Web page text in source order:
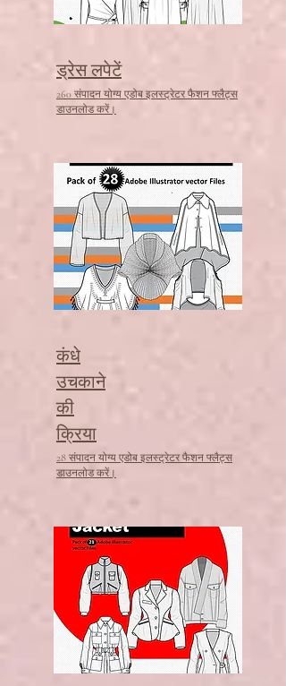
ड्रेस लपेटें
260 संपादन योग्य एडोब इलस्ट्रेटर फैशन फ्लैट्स
डाउनलोड करें।
कंधे
उचकाने
की
क्रिया
28 संपादन योग्य एडोब इलस्ट्रेटर फैशन फ्लैट्स
डाउनलोड करें।